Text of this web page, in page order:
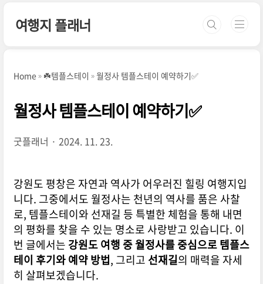
여행지 플래너
Home ☘️템플스테이 월정사 템플스테이 예약하기✅
월정사 템플스테이 예약하기✅
굿플래너 2024. 11. 23.
강원도 평창은 자연과 역사가 어우러진 힐링 여행지입
니다. 그중에서도 월정사는 천년의 역사를 품은 사찰
로, 템플스테이와 선재길 등 특별한 체험을 통해 내면
의 평화를 찾을 수 있는 명소로 사랑받고 있습니다. 이
번 글에서는 강원도 여행 중 월정사를 중심으로 템플스
테이 후기와 예약 방법, 그리고 선재길의 매력을 자세
히 살펴보겠습니다.